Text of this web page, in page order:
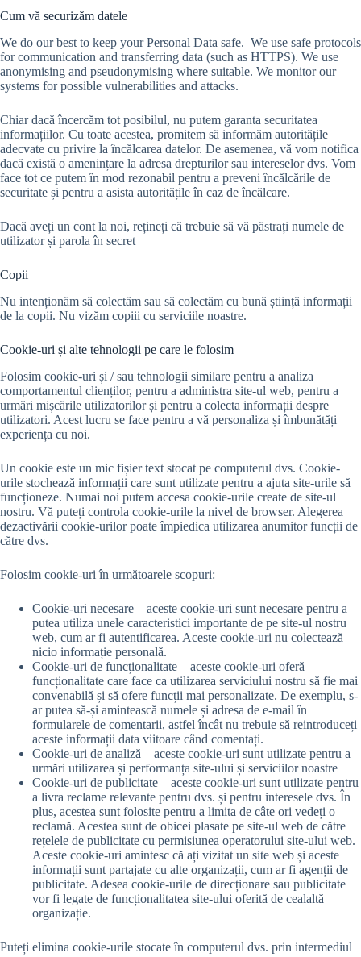
Cum vă securizăm datele
We do our best to keep your Personal Data safe. We use safe protocols
for communication and transferring data (such as HTTPS). We use
anonymising and pseudonymising where suitable. We monitor our
systems for possible vulnerabilities and attacks.
Chiar dacă încercăm tot posibilul, nu putem garanta securitatea
informațiilor. Cu toate acestea, promitem să informăm autoritățile
adecvate cu privire la încălcarea datelor. De asemenea, vă vom notifica
dacă există o amenințare la adresa drepturilor sau intereselor dvs. Vom
face tot ce putem în mod rezonabil pentru a preveni încălcările de
securitate și pentru a asista autoritățile în caz de încălcare.
Dacă aveți un cont la noi, rețineți că trebuie să vă păstrați numele de
utilizator și parola în secret
Copii
Nu intenționăm să colectăm sau să colectăm cu bună știință informații
de la copii. Nu vizăm copiii cu serviciile noastre.
Cookie-uri și alte tehnologii pe care le folosim
Folosim cookie-uri și / sau tehnologii similare pentru a analiza
comportamentul clienților, pentru a administra site-ul web, pentru a
urmări mișcările utilizatorilor și pentru a colecta informații despre
utilizatori. Acest lucru se face pentru a vă personaliza și îmbunătăți
experiența cu noi.
Un cookie este un mic fișier text stocat pe computerul dvs. Cookie-
urile stochează informații care sunt utilizate pentru a ajuta site-urile să
funcționeze. Numai noi putem accesa cookie-urile create de site-ul
nostru. Vă puteți controla cookie-urile la nivel de browser. Alegerea
dezactivării cookie-urilor poate împiedica utilizarea anumitor funcții de
către dvs.
Folosim cookie-uri în următoarele scopuri:
Cookie-uri necesare – aceste cookie-uri sunt necesare pentru a
putea utiliza unele caracteristici importante de pe site-ul nostru
web, cum ar fi autentificarea. Aceste cookie-uri nu colectează
nicio informație personală.
Cookie-uri de funcționalitate – aceste cookie-uri oferă
funcționalitate care face ca utilizarea serviciului nostru să fie mai
convenabilă și să ofere funcții mai personalizate. De exemplu, s-
ar putea să-și amintească numele și adresa de e-mail în
formularele de comentarii, astfel încât nu trebuie să reintroduceți
aceste informații data viitoare când comentați.
Cookie-uri de analiză – aceste cookie-uri sunt utilizate pentru a
urmări utilizarea și performanța site-ului și serviciilor noastre
Cookie-uri de publicitate – aceste cookie-uri sunt utilizate pentru
a livra reclame relevante pentru dvs. și pentru interesele dvs. În
plus, acestea sunt folosite pentru a limita de câte ori vedeți o
reclamă. Acestea sunt de obicei plasate pe site-ul web de către
rețelele de publicitate cu permisiunea operatorului site-ului web.
Aceste cookie-uri amintesc că ați vizitat un site web și aceste
informații sunt partajate cu alte organizații, cum ar fi agenții de
publicitate. Adesea cookie-urile de direcționare sau publicitate
vor fi legate de funcționalitatea site-ului oferită de cealaltă
organizație.
Puteți elimina cookie-urile stocate în computerul dvs. prin intermediul